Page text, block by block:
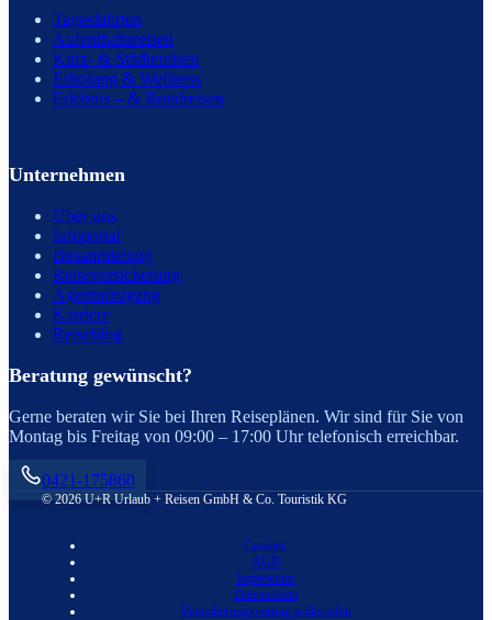
Tagesfahrten
Aufenthaltsreisen
Kurz- & Städtereisen
Erholung & Wellness
Erlebnis – & Rundreisen
Unternehmen
Über uns
Infoportal
Busanmietung
Reiseversicherung
Agenturzugang
Karriere
Reiseblog
Beratung gewünscht?
Gerne beraten wir Sie bei Ihren Reiseplänen. Wir sind für Sie von
Montag bis Freitag von 09:00 – 17:00 Uhr telefonisch erreichbar.
0421-175860
© 2026 U+R Urlaub + Reisen GmbH & Co. Touristik KG
Cookies
AGB
Impressum
Datenschutz
Versicherungsvertrag widerrufen